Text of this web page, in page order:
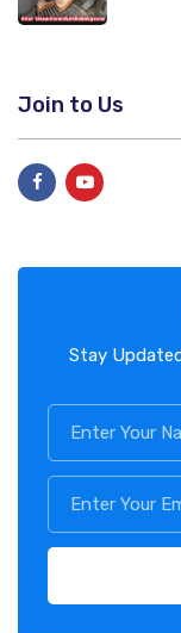
Join to Us
Stay